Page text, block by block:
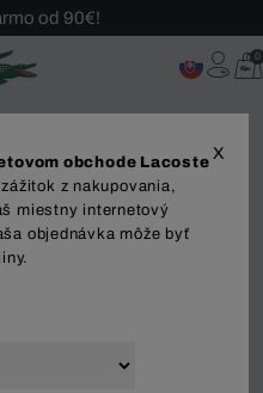
až -40 %!
0
X
obchode Lacoste
z nakupovania,
miestny internetový
objednávka môže byť